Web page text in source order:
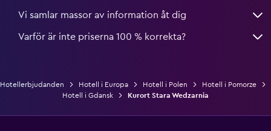
Vi samlar massor av information åt dig
Varför är inte priserna 100 % korrekta?
Hotellerbjudanden Hotell i Europa Hotell i Polen
Hotell i Pomorze
Hotell i Gdansk
Kurort Stara Wedzarnia